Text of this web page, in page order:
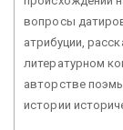
вопросы
атрибуции,
литературном
авторстве
истории